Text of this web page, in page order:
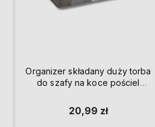
Organizer składany duży torba
do szafy na koce pościel
20,99 zł